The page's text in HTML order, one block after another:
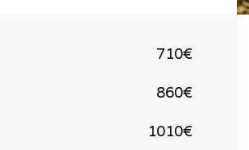
710€
860€
1010€